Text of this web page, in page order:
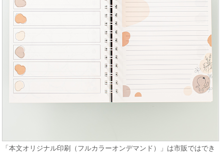
「本文オリジナル印刷（フルカラーオンデマンド）」は市販ではでき